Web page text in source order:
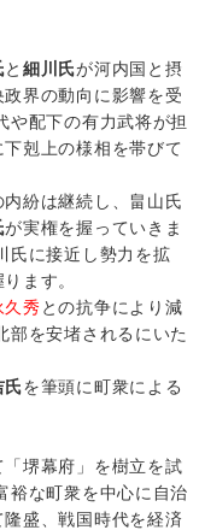
と細川氏が河内国と摂
界の動向に影響を受
や配下の有力武将が担
剋上の様相を帯びて
紛は継続し、畠山氏
が実権を握っていきま
氏に接近し勢力を拡
ます。
久秀 との抗争により減
部を安堵されるにいた
氏を筆頭に町衆による
堺幕府」を樹立を試
裕な町衆を中心に自治
盛、戦国時代を経済